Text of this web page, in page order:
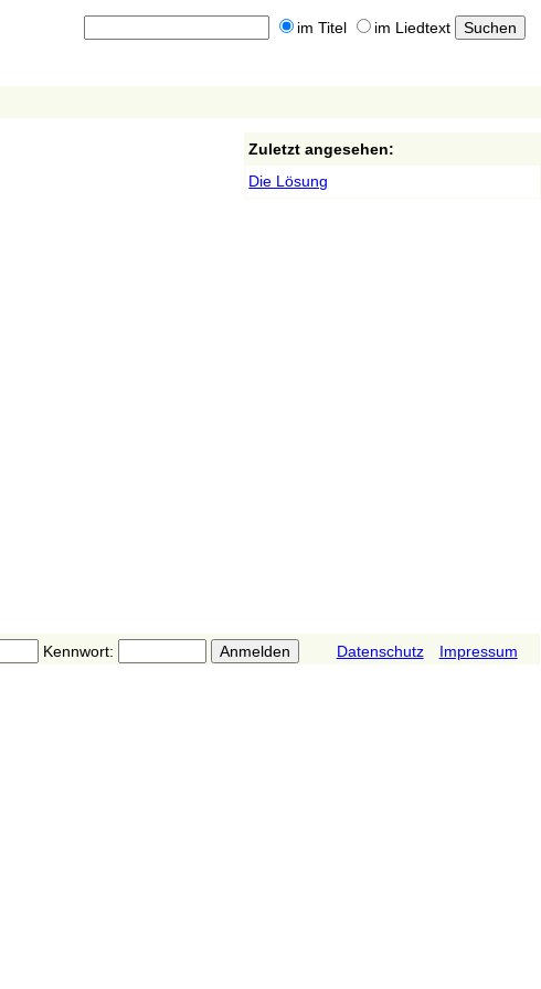
im Titel im Liedtext
Zuletzt angesehen:
Die Lösung
Kennwort: Datenschutz Impressum